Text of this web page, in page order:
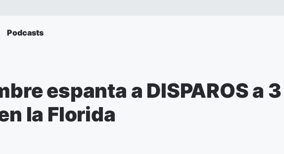
Podcasts
espanta a DISPAROS a 3
la Florida